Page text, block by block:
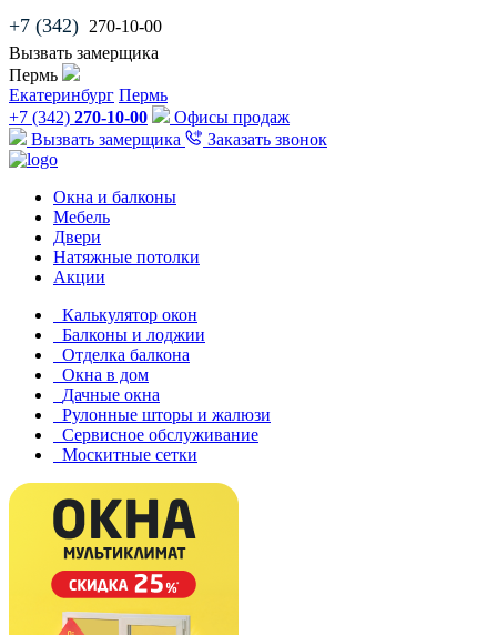
+7 (342) 270-10-00
Вызвать замерщика
Пермь
Екатеринбург Пермь
+7 (342) 270-10-00
Офисы продаж
Вызвать замерщика
Заказать звонок
Окна и балконы
Мебель
Двери
Натяжные потолки
Акции
Калькулятор окон
Балконы и лоджии
Отделка балкона
Окна в дом
Дачные окна
Рулонные шторы и жалюзи
Сервисное обслуживание
Москитные сетки